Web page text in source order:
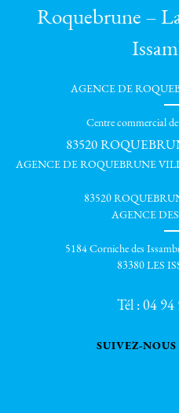
Roquebrune –
AGENCE DE
Centre commercial
83520
AGENCE DE ROQUEBRUNE
83520
AGENCE
5184 Corniche des
83380 LES
Tél :04 94
SUIVEZ-NOUS